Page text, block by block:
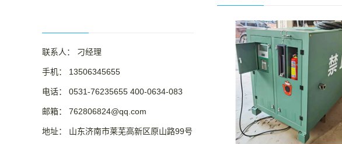
联系人： 刁经理
手机： 13506345655
电话： 0531-76235655 400-0634-083
邮箱： 762806824@qq.com
地址： 山东济南市莱芜高新区原山路99号